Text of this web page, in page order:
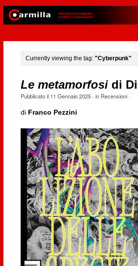
Currently viewing the tag: "Cyberpunk"
Le metamorfosidi
Pubblicato il 11 Gennaio 2025· in Recensioni·
di Franco Pezzini